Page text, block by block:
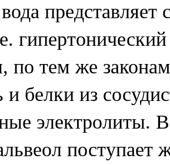
представляет
по тем же
белки из
электролиты. В
поступает